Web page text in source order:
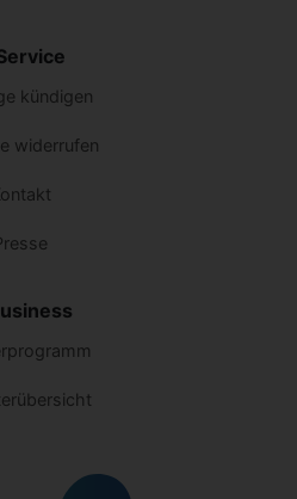
kündigen
widerrufen